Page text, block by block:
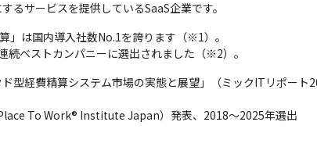
サービスを提供しているSaaS企業です。
」は国内導入社数No.1を誇ります（※1）。
ベストカンパニーに選出されました（※2）。
型経費精算システム市場の実態と展望」（ミックITリポー
To Work® Institute Japan）発表、2018～2025年選出